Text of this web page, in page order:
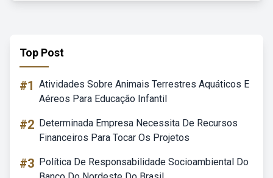
Top Post
#1 Atividades Sobre Animais Terrestres Aquáticos E
Aéreos Para Educação Infantil
#2 Determinada Empresa Necessita De Recursos
Financeiros Para Tocar Os Projetos
#3 Política De Responsabilidade Socioambiental Do